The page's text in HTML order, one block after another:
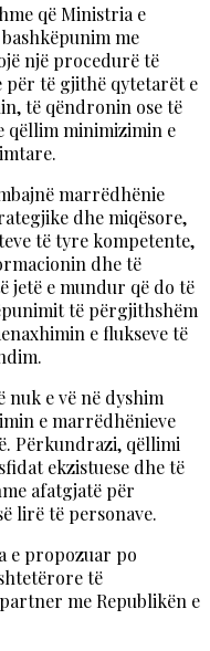
që Ministria e
me
një procedurë të
për të gjithë qytetarët e
të qëndronin ose të
qëllim minimizimin e
marrëdhënie
dhe miqësore,
të tyre kompetente,
dhe të
jetë e mundur që do të
të përgjithshëm
e flukseve të
nuk e vë në dyshim
e marrëdhënieve
Përkundrazi, qëllimi
ekzistuese dhe të
afatgjatë për
lirë të personave.
e propozuar po
të
me Republikën e